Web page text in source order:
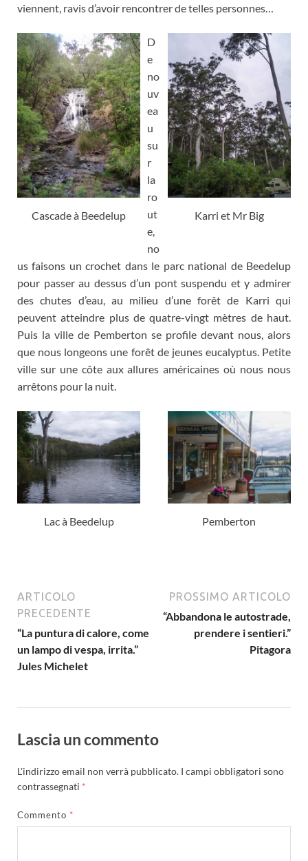
viennent, ravis d’avoir rencontrer de telles personnes…
Cascade à Beedelup Karri et Mr Big
D
e
no
uv
ea
u
su
r
la
ro
ut
e,
no
us faisons un crochet dans le parc national de Beedelup
pour passer au dessus d’un pont suspendu et y admirer
des chutes d’eau,au milieu d’une forêt de Karri qui
peuvent atteindre plus de quatre-vingt mètres de haut.
Puis la ville de Pemberton se profile devant nous, alors
que nous longeons une forêt de jeunes eucalyptus. Petite
ville sur une côte aux allures américaines où nous nous
arrêtons pour la nuit.
Lac à Beedelup Pemberton
ARTICOLO
PRECEDENTE
“La puntura di calore, come
un lampo di vespa, irrita.”
Jules Michelet
PROSSIMO ARTICOLO
“Abbandona le autostrade,
prendere i sentieri.”
Pitagora
Lascia un commento
L'indirizzo email non verrà pubblicato. I campi obbligatori sono
contrassegnati *
Commento *